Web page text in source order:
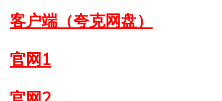
客户端（夸克网盘）
官网1